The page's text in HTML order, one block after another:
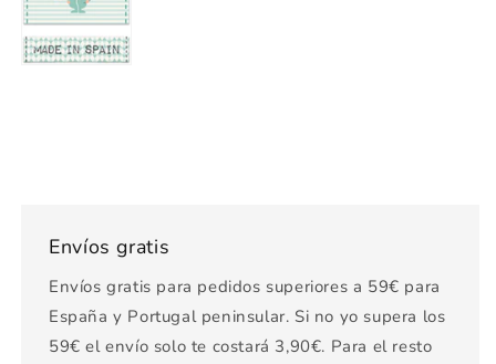
Envíos gratis
Envíos gratis para pedidos superiores a 59€ para
España y Portugal peninsular. Si no yo supera los
59€ el envío solo te costará 3,90€. Para el resto